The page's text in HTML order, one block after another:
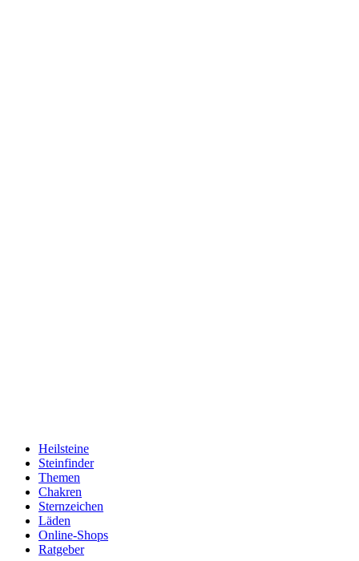
Heilsteine
Steinfinder
Themen
Chakren
Sternzeichen
Läden
Online-Shops
Ratgeber